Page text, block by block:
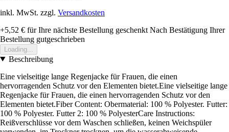
inkl. MwSt. zzgl. Versandkosten
+5,52 € für Ihre nächste Bestellung geschenkt Nach Bestätigung Ihrer
Bestellung gutgeschrieben
Loading...
Beschreibung
Eine vielseitige lange Regenjacke für Frauen, die einen
hervorragenden Schutz vor den Elementen bietet.Eine vielseitige lange
Regenjacke für Frauen, die einen hervorragenden Schutz vor den
Elementen bietet.Fiber Content: Obermaterial: 100 % Polyester. Futter:
100 % Polyester. Futter 2: 100 % PolyesterCare Instructions:
Reißverschlüsse vor dem Waschen schließen, keinen Weichspüler